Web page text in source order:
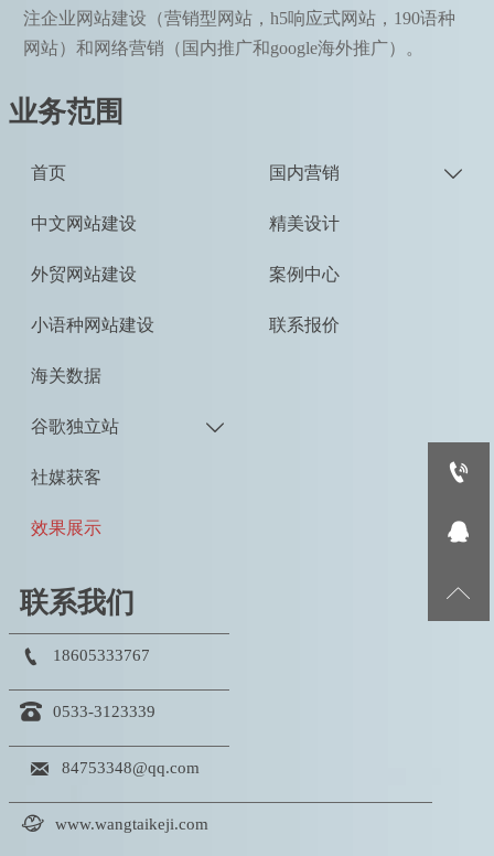
注企业网站建设（营销型网站，h5响应式网站，190语种
网站）和网络营销（国内推广和google海外推广）。
业务范围
首页
中文网站建设
外贸网站建设
小语种网站建设
海关数据
谷歌独立站 
社媒获客
效果展示
国内营销 
精美设计
案例中心
联系报价
联系我们
 18605333767
 0533-3123339
 84753348@qq.com
 www.wangtaikeji.com


